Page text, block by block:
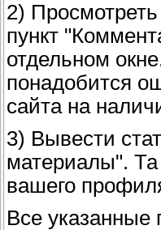
2)
пункт
отдельном
понадобится
сайта на
3) Вывести
материалы". Та
вашего
Все указанные